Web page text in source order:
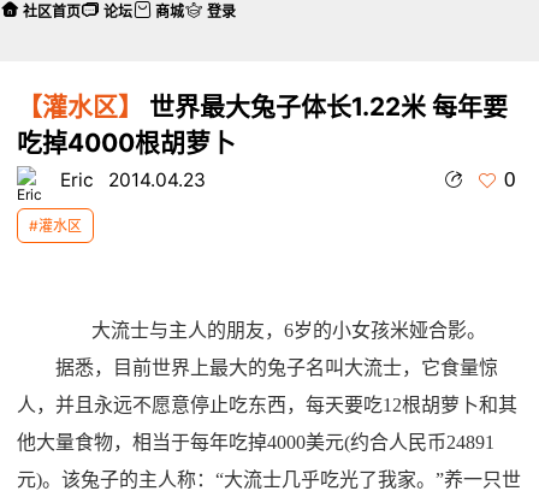
【灌水区】
世界最大兔子体长1.22米 每年要
吃掉4000根胡萝卜
Eric 2014.04.23 0
#灌水区
大流士与主人的朋友，6岁的小女孩米娅合影。
据悉，目前世界上最大的兔子名叫大流士，它食量惊
人，并且永远不愿意停止吃东西，每天要吃12根胡萝卜和其
他大量食物，相当于每年吃掉4000美元(约合人民币24891
元)。该兔子的主人称：“大流士几乎吃光了我家。”养一只世
社区首页 论坛 商城 登录